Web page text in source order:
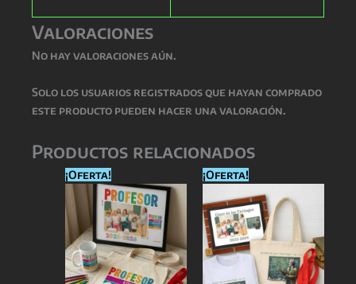
Valoraciones
No hay valoraciones aún.
Solo los usuarios registrados que hayan comprado
este producto pueden hacer una valoración.
Productos relacionados
¡Oferta! ¡Oferta!